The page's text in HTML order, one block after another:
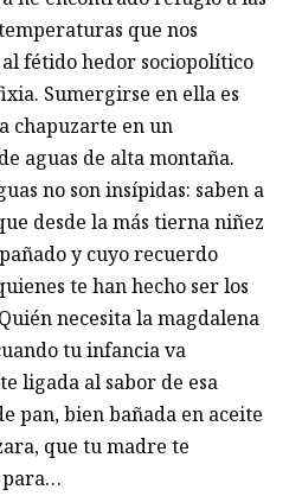
que nos
fétido hedor sociopolítico
Sumergirse en ella es
chapuzarte en un
aguas de alta montaña.
no son insípidas: saben a
desde la más tierna niñez
y cuyo recuerdo
te han hecho ser los
necesita la magdalena
tu infancia va
ligada al sabor de esa
pan, bien bañada en aceite
que tu madre te